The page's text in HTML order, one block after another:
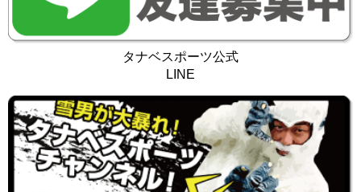
タナベスポーツ公式
LINE